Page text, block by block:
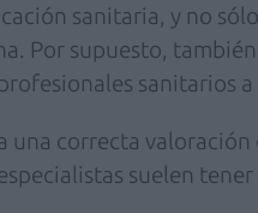
sanitaria, y no
Por supuesto,
sanitarios
una correcta
suelen